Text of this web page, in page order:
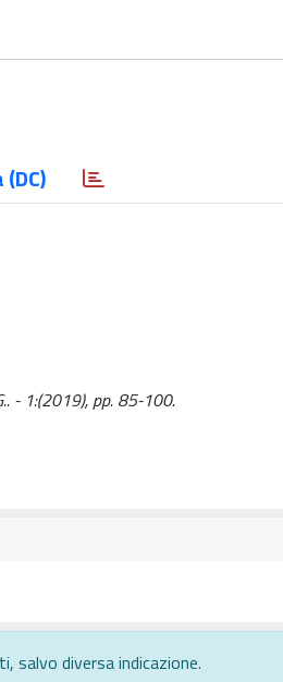
- 1:(2019), pp. 85-100.
diversa indicazione.